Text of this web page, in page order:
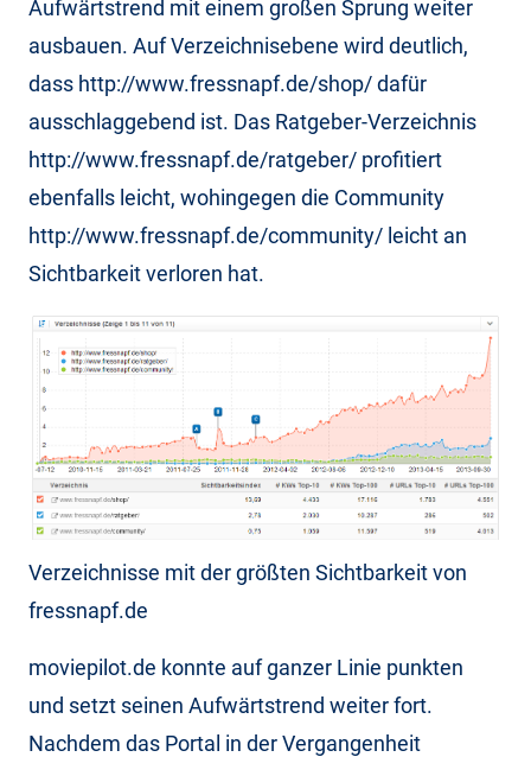
Aufwärtstrend mit einem großen Sprung weiter
ausbauen. Auf Verzeichnisebene wird deutlich,
dass http://www.fressnapf.de/shop/ dafür
ausschlaggebend ist. Das Ratgeber-Verzeichnis
http://www.fressnapf.de/ratgeber/ profitiert
ebenfalls leicht, wohingegen die Community
http://www.fressnapf.de/community/ leicht an
Sichtbarkeit verloren hat.
Verzeichnisse mit der größten Sichtbarkeit von
fressnapf.de
moviepilot.de konnte auf ganzer Linie punkten
und setzt seinen Aufwärtstrend weiter fort.
Nachdem das Portal in der Vergangenheit